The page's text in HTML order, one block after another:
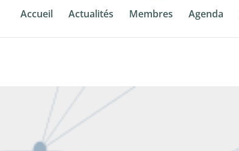
Accueil Actualités Membres Agenda